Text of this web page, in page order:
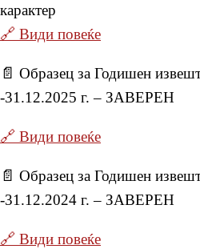
карактер
🔗 Види повеќе
📄 Образец за Годишен
-31.12.2025 г. – ЗАВЕРЕН
🔗 Види повеќе
📄 Образец за Годишен
-31.12.2024 г. – ЗАВЕРЕН
🔗 Види повеќе